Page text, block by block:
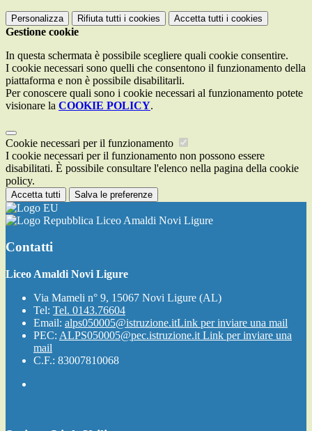
Personalizza Rifiuta tutti i cookies Accetta tutti i cookies
Gestione cookie
In questa schermata è possibile scegliere quali cookie consentire.
I cookie necessari sono quelli che consentono il funzionamento della
piattaforma e non è possibile disabilitarli.
Per conoscere quali sono i cookie necessari al funzionamento potete
visionare la COOKIE POLICY.
Cookie necessari per il funzionamento
I cookie necessari per il funzionamento non possono essere
disabilitati. È possibile consultare l'elenco nella pagina della cookie
policy.
Accetta tutti Salva le preferenze
Liceo Amaldi Novi Ligure
Contatti
Liceo Amaldi Novi Ligure
Via Mameli n° 9, 15067 Novi Ligure (AL)
Tel: Tel. 0143.76604
Email: alps050005@istruzione.itLink per inviare una mail
PEC: ALPS050005@pec.istruzione.it Link per inviare una
mail
C.F.: 83007810068